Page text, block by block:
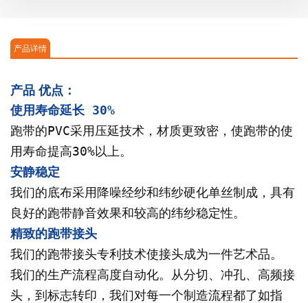
产品详情
产品 优点：
使用寿命延长 30%
跑带的PVC采用压延技术，材质更致密，使跑带的使
用寿命提高30%以上。
安静稳定
我们的底布采用降噪经纱和纬纱硬化单丝制成，具有
良好的跑带静音效果和较高的纬纱稳定性。
精致的跑带接头
我们的跑带接头专利技术使接头成为一件艺术品。
我们的生产流程高度自动化。从分切、冲孔、高频接
头，到标志转印，我们对每一个制造流程都了如指